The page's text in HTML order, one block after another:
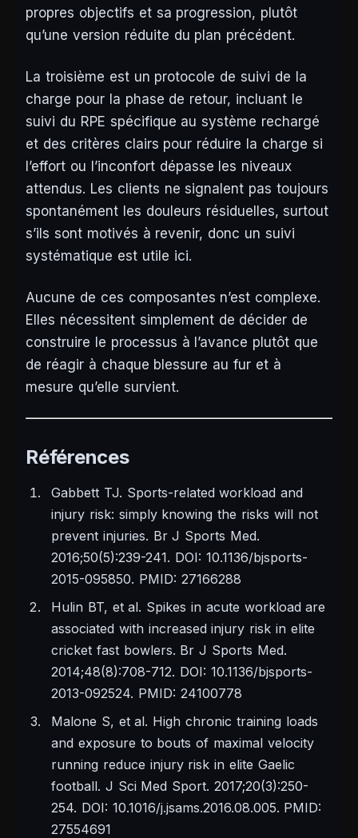
propres objectifs et sa progression, plutôt
qu’une version réduite du plan précédent.
La troisième est un protocole de suivi de la
charge pour la phase de retour, incluant le
suivi du RPE spécifique au système rechargé
et des critères clairs pour réduire la charge si
l’effort ou l’inconfort dépasse les niveaux
attendus. Les clients ne signalent pas toujours
spontanément les douleurs résiduelles, surtout
s’ils sont motivés à revenir, donc un suivi
systématique est utile ici.
Aucune de ces composantes n’est complexe.
Elles nécessitent simplement de décider de
construire le processus à l’avance plutôt que
de réagir à chaque blessure au fur et à
mesure qu’elle survient.
Références
Gabbett TJ. Sports-related workload and
injury risk: simply knowing the risks will not
prevent injuries. Br J Sports Med.
2016;50(5):239-241. DOI: 10.1136/bjsports-
2015-095850. PMID: 27166288
Hulin BT, et al. Spikes in acute workload are
associated with increased injury risk in elite
cricket fast bowlers. Br J Sports Med.
2014;48(8):708-712. DOI: 10.1136/bjsports-
2013-092524. PMID: 24100778
Malone S, et al. High chronic training loads
and exposure to bouts of maximal velocity
running reduce injury risk in elite Gaelic
football. J Sci Med Sport. 2017;20(3):250-
254. DOI: 10.1016/j.jsams.2016.08.005. PMID:
27554691